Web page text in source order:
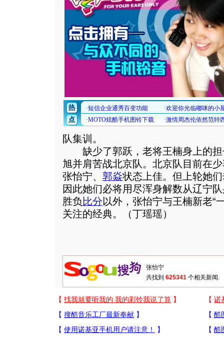
队集训。
缺少了郭跃，老将王楠身上的担
旭并肩苦战北京队。北京队目前在
张怡宁、 郭焱状态上佳。但上轮她
因此她们必将用尽浑身解数从辽宁
胜负 比分以外，张怡宁与王楠新老“
关注的经典。（丁瑶瑶）
共找到 625341 个相关新闻.